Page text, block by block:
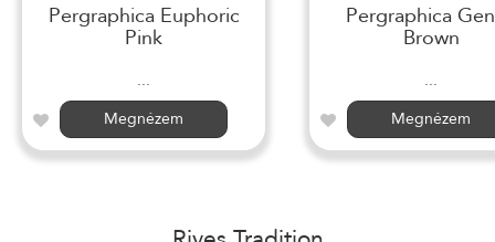
Pergraphica Euphoric
Pink
...
Megnézem
Pergraphica
Brown
...
Megnézem